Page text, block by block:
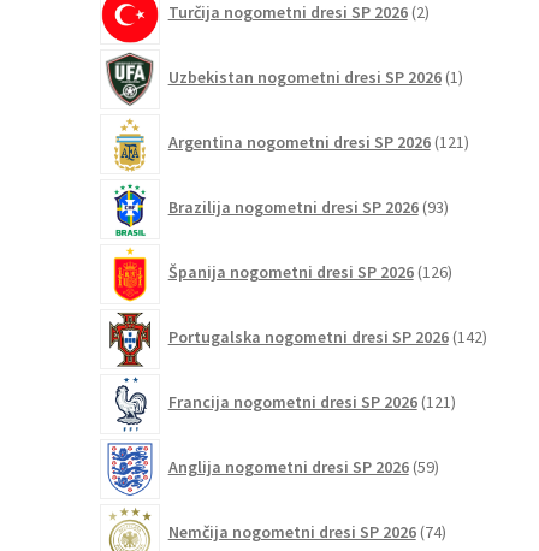
Turčija nogometni dresi SP 2026 2izdelka
Uzbekistan nogometni dresi SP 2026 1izdelek
Argentina nogometni dresi SP 2026 121izdelkov
Brazilija nogometni dresi SP 2026 93izdelkov
Španija nogometni dresi SP 2026 126izdelkov
Portugalska nogometni dresi SP 2026 142
Francija nogometni dresi SP 2026 121izdelkov
Anglija nogometni dresi SP 2026 59izdelkov
Nemčija nogometni dresi SP 2026 74izdelkov